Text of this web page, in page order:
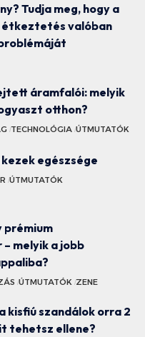
Tudja meg, hogy a
valóban
áramfalói: melyik
otthon?
TECHNOLÓGIA ÚTMUTATÓK
kezek egészsége
ÚTMUTATÓK
prémium
melyik a jobb
ÚTMUTATÓK ZENE
kisfiú szandálok orra 2
tehetsz ellene?